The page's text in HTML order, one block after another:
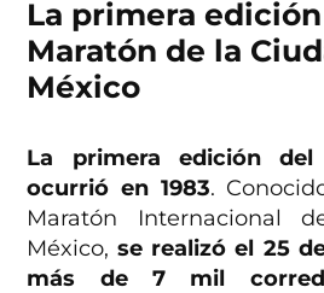
La primera
Maratón de la
México
La primera edición del
ocurrió en 1983.
Maratón Internacional
México,se realizó el 25
más de 7 mil